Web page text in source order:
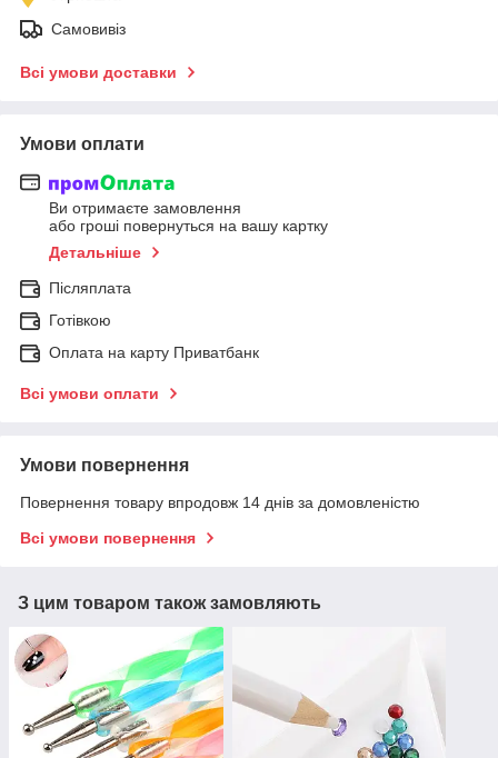
Самовивіз
Всі умови доставки
Умови оплати
Ви отримаєте замовлення
або гроші повернуться на вашу картку
Детальніше
Післяплата
Готівкою
Оплата на карту Приватбанк
Всі умови оплати
Умови повернення
Повернення товару впродовж 14 днів за домовленістю
Всі умови повернення
З цим товаром також замовляють